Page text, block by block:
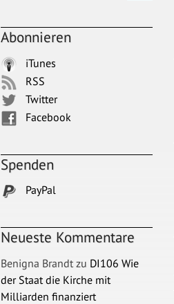
Abonnieren
iTunes
RSS
Twitter
Facebook
Spenden
PayPal
Neueste Kommentare
Benigna Brandt zu DI106 Wie
der Staat die Kirche mit
Milliarden finanziert